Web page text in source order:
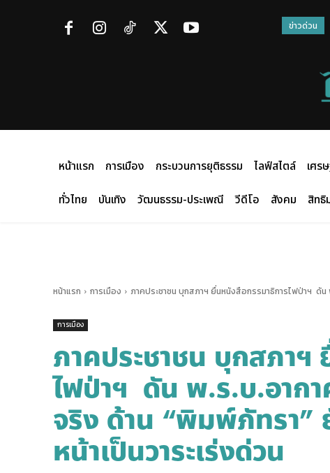
ข่าวด่วน
หน้าแรก การเมือง กระบวนการยุติธรรม ไลฟ์สไตล์ เศร
ทั่วไทย
บันเทิง วัฒนธรรม-ประเพณี วีดีโอ สังคม สิทธิ
หน้าแรก การเมือง ภาคประชาชน บุกสภาฯ ยื่นหนังสือกรรมาธิการไฟป่าฯ ดัน
การเมือง
ภาคประชาชน บุกสภาฯ
ไฟป่าฯ ดัน พ.ร.บ.อากา
จริง ด้าน “พิมพ์ภัทรา”
หน้าเป็นวาระเร่งด่วน